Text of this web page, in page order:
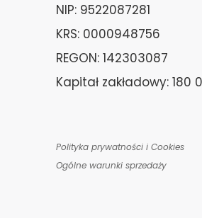
NIP: 9522087281
KRS: 0000948756
REGON: 142303087
Kapitał zakładowy: 180
Polityka prywatności i Cookies
Ogólne warunki sprzedaży